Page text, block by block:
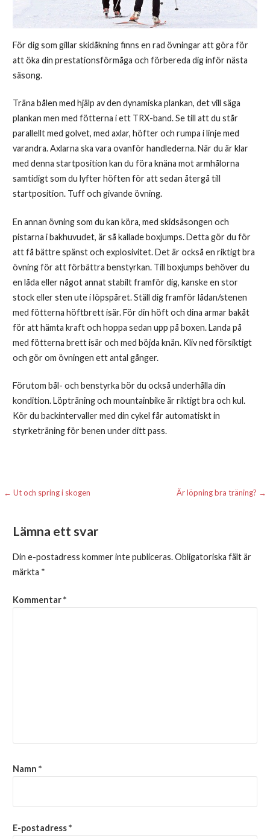
För dig som gillar skidåkning finns en rad övningar att göra för
att öka din prestationsförmåga och förbereda dig inför nästa
säsong.
Träna bålen med hjälp av den dynamiska plankan, det vill säga
plankan men med fötterna i ett TRX-band. Se till att du står
parallellt med golvet, med axlar, höfter och rumpa i linje med
varandra. Axlarna ska vara ovanför handlederna. När du är klar
med denna startposition kan du föra knäna mot armhålorna
samtidigt som du lyfter höften för att sedan återgå till
startposition. Tuff och givande övning.
En annan övning som du kan köra, med skidsäsongen och
pistarna i bakhuvudet, är så kallade boxjumps. Detta gör du för
att få bättre spänst och explosivitet. Det är också en riktigt bra
övning för att förbättra benstyrkan. Till boxjumps behöver du
en låda eller något annat stabilt framför dig, kanske en stor
stock eller sten ute i löpspåret. Ställ dig framför lådan/stenen
med fötterna höftbrett isär. För din höft och dina armar bakåt
för att hämta kraft och hoppa sedan upp på boxen. Landa på
med fötterna brett isär och med böjda knän. Kliv ned försiktigt
och gör om övningen ett antal gånger.
Förutom bål- och benstyrka bör du också underhålla din
kondition. Löpträning och mountainbike är riktigt bra och kul.
Kör du backintervaller med din cykel får automatiskt in
styrketräning för benen under ditt pass.
Inläggsnavigering
← Ut och spring i skogen Är löpning bra träning? →
Lämna ett svar
Din e-postadress kommer inte publiceras.Obligatoriska fält är
märkta *
Kommentar*
Namn *
E-postadress*